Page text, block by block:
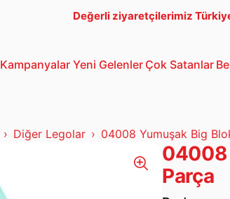
Değerli ziyaretçilerimiz
Kampanyalar Yeni Gelenler Çok Satanlar
Diğer Legolar 04008 Yumuşak Big
04008
Parça